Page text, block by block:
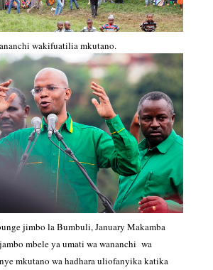
wakifuatilia mkutano.
jimbo la Bumbuli, January Makamba
mbele ya umati wa wananchi wa
mkutano wa hadhara uliofanyika katika